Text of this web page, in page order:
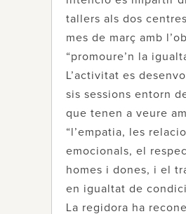
tallers als dos
mes de març amb
“promoure’n la
L’activitat es
sis sessions entorn
que tenen a veure
“l’empatia, les
emocionals, el
homes i dones, i el
en igualtat de
La regidora ha